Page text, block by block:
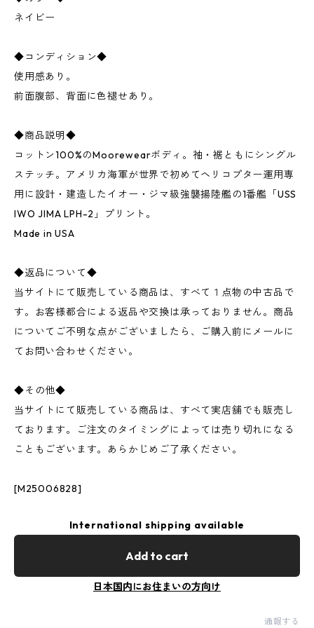
ネイビー
◆コンディション◆
使用感あり。
前面腹部、背面に色褪せあり。
◆商品説明◆
コットン100%のMoorewearボディ。袖・裾ともにシングル
ステッチ。アメリカ海軍が世界で初めてヘリコプター運用専
用に設計・建造したイオー・ジマ級強襲揚陸艦の1番艦「USS
IWO JIMA LPH-2」プリント。
Made in USA
◆返品について◆
当サイトにて販売している商品は、すべて１点物の中古品で
す。お客様都合による返品や交換は承っておりません。商品
についてご不明な点がございましたら、ご購入前にメールに
てお問い合わせください。
◆その他◆
当サイトにて販売している商品は、すべて実店舗でも販売し
ております。ご注文のタイミングによっては売り切れになる
こともございます。あらかじめご了承ください。
[M25006828]
International shipping available
Add to cart
日本国内にお住まいの方向け
通報する